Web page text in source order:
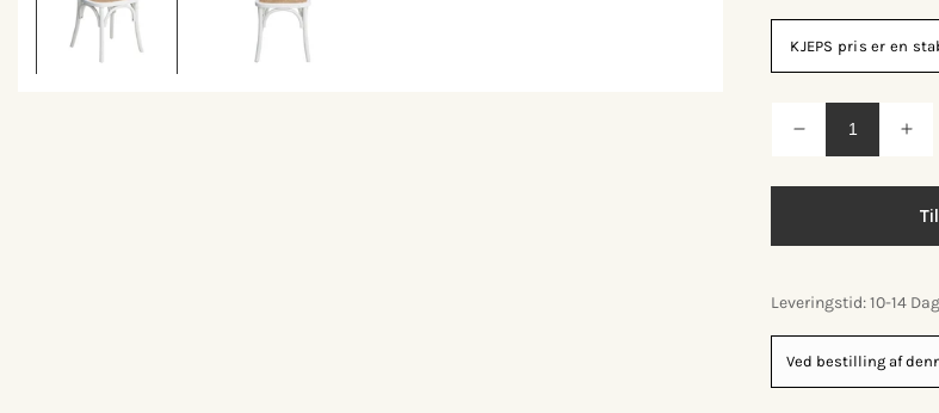
KJEPS pris er en
Reducer
antallet
Øg
Leveringstid: 10-14
Ved bestilling af